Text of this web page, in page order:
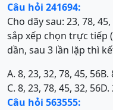
Câu hỏi 241694:
Cho dãy sau: 23, 78,
sắp xếp chọn trực tiếp
dần, sau 3 lần lặp thì
A. 8, 23, 32, 78, 45, 56B.
C. 8, 23, 78, 45, 32, 56D.
Câu hỏi 563555: